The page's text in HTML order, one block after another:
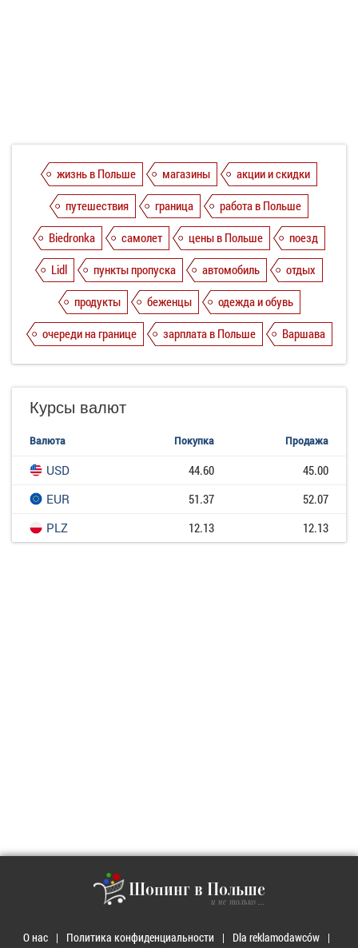
жизнь в Польше магазины
акции и скидки
путешествия
граница
работа в Польше
Biedronka
самолет цены в Польше
поезд
Lidl
пункты пропуска автомобиль
отдых
продукты
беженцы
одежда и обувь
очереди на границе
зарплата в Польше Варшава
Курсы валют
Валюта Покупка Продажа
USD 44.60
45.00
EUR
51.37
52.07
PLZ
12.13 12.13
Шопинг в Польше
и не только ...
О нас Политика конфиденциальности
Dla reklamodawców